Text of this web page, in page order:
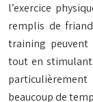
l’exercice
remplis de
training peuvent
tout en stimulant
beaucoup de